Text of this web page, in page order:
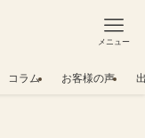
メニュー
コラム お客様の声